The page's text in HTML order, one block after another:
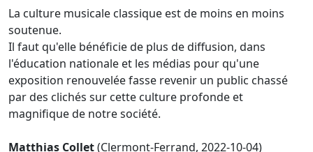
La culture musicale classique est de moins en moins
soutenue.
Il faut qu'elle bénéficie de plus de diffusion, dans
l'éducation nationale et les médias pour qu'une
exposition renouvelée fasse revenir un public chassé
par des clichés sur cette culture profonde et
magnifique de notre société.
Matthias Collet(Clermont-Ferrand, 2022-10-04)